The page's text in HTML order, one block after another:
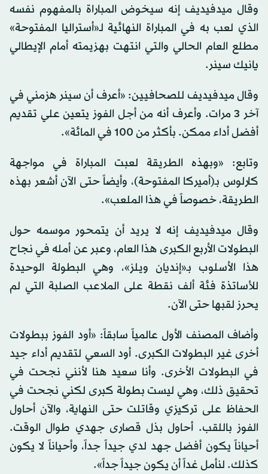
وقال ميدفيديف إنه سيخوض المباراة بالمفهوم نفسه
الذي لعب به في المباراة النهائية لـ«أستراليا المفتوحة»
مطلع العام الحالي والتي انتهت بهزيمته أمام الإيطالي
يانيك سينر.
وقال ميدفيديف للصحافيين: «أعرف أن سينر هزمني في
آخر 3 مرات. وأعرف أنه من أجل الفوز يتعين علي تقديم
أفضل أداء ممكن. بأكثر من 100 في المائة».
وتابع: «وبهذه الطريقة لعبت المباراة في مواجهة
كارلوس بـ(أميركا المفتوحة)، وأيضاً حتى الآن أشعر بهذه
الطريقة، خصوصاً في هذا الملعب».
وقال ميدفيديف إنه لا يريد أن يتمحور موسمه حول
البطولات الأربع الكبرى هذا العام، وعبر عن أمله في نجاح
هذا الأسلوب بـ«إنديان ويلز»، وهي البطولة الوحيدة
للأساتذة فئة ألف نقطة على الملاعب الصلبة التي لم
يحرز لقبها حتى الآن.
وأضاف المصنف الأول عالمياً سابقاً: «أود الفوز ببطولات
أخرى غير البطولات الكبرى. أود السعي لتقديم أداء جيد
في البطولات الأخرى. وأنا سعيد هنا لأنني نجحت في
تحقيق ذلك، وهي ليست بطولة كبرى لكني نجحت في
الحفاظ على تركيزي وقاتلت حتى النهاية، والآن أحاول
الفوز باللقب. أحاول بذل قصارى جهدي طوال الوقت.
أحياناً يكون أفضل جهد لدي جيداً جداً، وأحياناً لا يكون
كذلك. لنأمل غداً أن يكون جيداً جداً».